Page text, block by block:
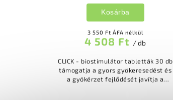
3 550 Ft ÁFA nélkül
4 508 Ft / db
Kosárba
CLICK - biostimulátor tabletták 30 db
támogatja a gyors gyökeresedést és
a gyökérzet fejlődését javítja a